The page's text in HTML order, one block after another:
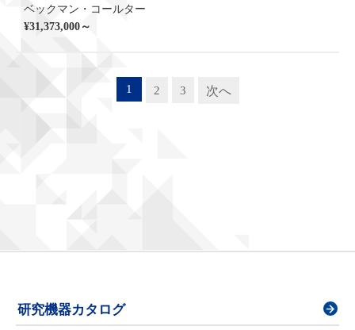
ベックマン・コールター
¥31,373,000～
1 2 3 次へ
研究機器カタログ